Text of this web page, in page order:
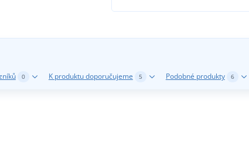
0 K produktu doporučujeme 5 Podobné produkty 6